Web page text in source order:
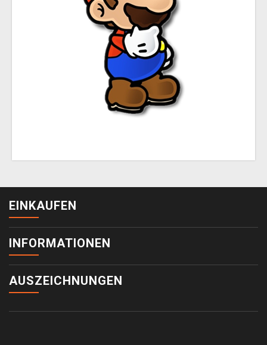
EINKAUFEN
INFORMATIONEN
AUSZEICHNUNGEN